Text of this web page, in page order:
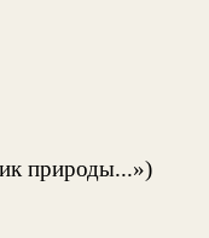
природы...»)